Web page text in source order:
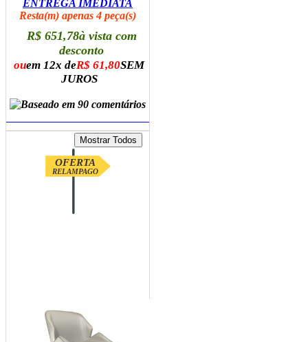
ENTREGA IMEDIATA
Resta(m) apenas 4 peça(s)
R$ 651,78à vista com
desconto
ouem 12x deR$ 61,80SEM
JUROS
OFERTA
RELAMPAGO